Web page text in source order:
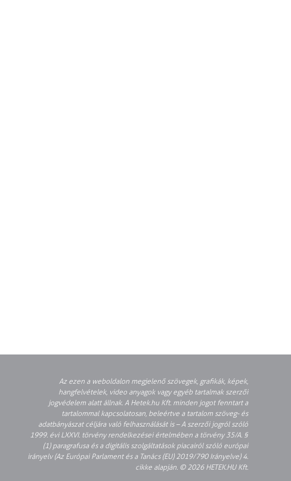
Az ezen a weboldalon megjelenő szövegek, grafikák, képek,
hangfelvételek, video anyagok vagy egyéb tartalmak szerzői
jogvédelem alatt állnak. A Hetek.hu Kft. minden jogot fenntart a
tartalommal kapcsolatosan, beleértve a tartalom szöveg- és
adatbányászat céljára való felhasználását is – A szerzői jogról szóló
1999. évi LXXVI. törvény rendelkezései értelmében a törvény 35/A. §
(1) paragrafusa és a digitális szolgáltatások piacairól szóló európai
irányelv (Az Európai Parlament és a Tanács (EU) 2019/790 Irányelve) 4.
cikke alapján. © 2026 HETEK.HU Kft.